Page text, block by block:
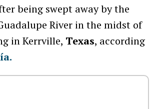
being swept away by the
River in the midst of
in Kerrville, Texas, according